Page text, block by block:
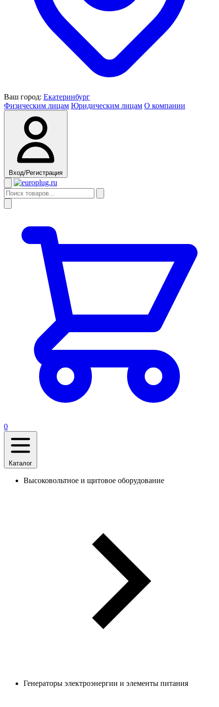
Ваш город: Екатеринбург
Физическим лицам Юридическим лицам О компании
Вход/Регистрация
0
Каталог
Высоковольтное и щитовое оборудование
Генераторы электроэнергии и элементы питания